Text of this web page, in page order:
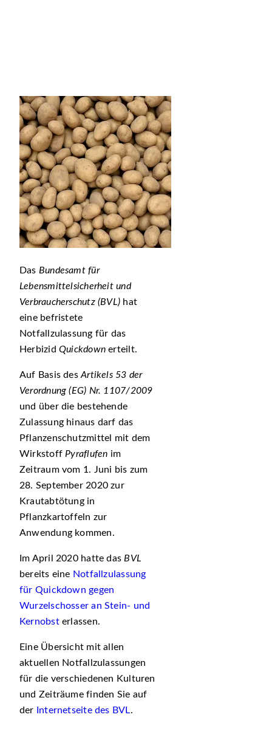
Das Bundesamt für
Lebensmittelsicherheit und
Verbraucherschutz (BVL) hat
eine befristete
Notfallzulassung für das
Herbizid Quickdownerteilt.
Auf Basis desArtikels 53 der
Verordnung (EG) Nr. 1107/2009
und über die bestehende
Zulassung hinaus darf das
Pflanzenschutzmittel mit dem
Wirkstoff Pyraflufen im
Zeitraum vom 1. Juni bis zum
28. September 2020 zur
Krautabtötung in
Pflanzkartoffeln zur
Anwendung kommen.
Im April 2020 hatte das BVL
bereits eine Notfallzulassung
für Quickdown gegen
Wurzelschosser an Stein- und
Kernobsterlassen.
Eine Übersicht mit allen
aktuellen Notfallzulassungen
für die verschiedenen Kulturen
und Zeiträume finden Sie auf
der
Internetseite des BVL.